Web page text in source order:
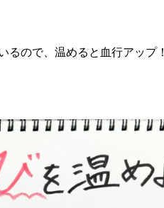
るので、温めると血行アップ！